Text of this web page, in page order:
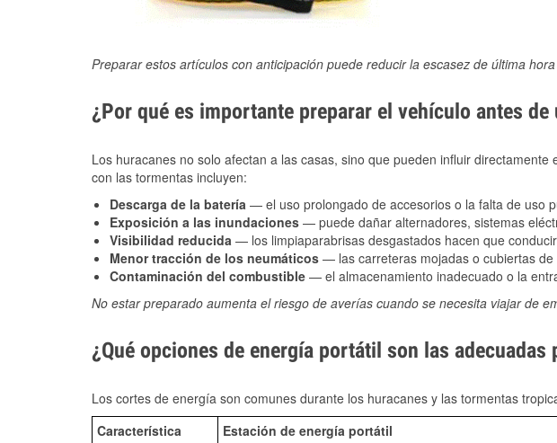
Preparar estos artículos con anticipación puede reducir la escasez de última
¿Por qué es importante preparar el vehículo antes de
Los huracanes no solo afectan a las casas, sino que pueden influir
con las tormentas incluyen:
Descarga de la batería — el uso prolongado de accesorios o la falta de uso
Exposición a las inundaciones — puede dañar alternadores, sistemas
Visibilidad reducida — los limpiaparabrisas desgastados hacen que
Menor tracción de los neumáticos — las carreteras mojadas o cubiertas
Contaminación del combustible — el almacenamiento inadecuado o la
No estar preparado aumenta el riesgo de averías cuando se necesita viajar de
¿Qué opciones de energía portátil son las
Los cortes de energía son comunes durante los huracanes y las tormentas
Característica
Estación de energía portátil